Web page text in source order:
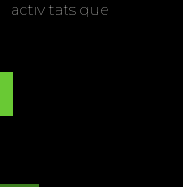
i activitats que